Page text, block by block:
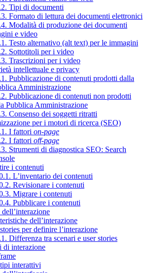
Tipi di documenti
Formato di lettura dei documenti elettronici
Modalità di produzione dei documenti
e video
Testo alternativo (alt text) per le immagini
Sottotitoli per i video
Trascrizioni per i video
intellettuale e privacy
Pubblicazione di contenuti prodotti dalla
Amministrazione
Pubblicazione di contenuti non prodotti
Pubblica Amministrazione
Consenso dei soggetti ritratti
per i motori di ricerca (SEO)
I fattori on-page
I fattori off-page
Strumenti di diagnostica SEO: Search
i contenuti
L’inventario dei contenuti
Revisionare i contenuti
Migrare i contenuti
Pubblicare i contenuti
dell’interazione
per definire l’interazione
Differenza tra scenari e user stories
di interazione
interattivi